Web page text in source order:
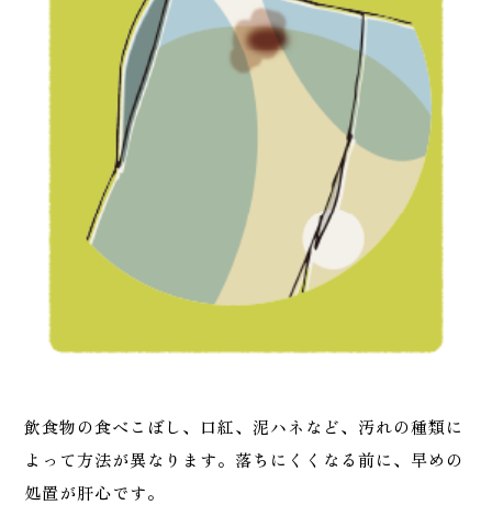
飲食物の食べこぼし、口紅、泥ハネなど、汚れの種類に
よって方法が異なります。落ちにくくなる前に、早めの
処置が肝心です。